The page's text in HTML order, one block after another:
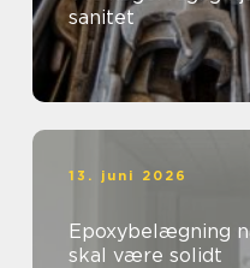
sanitet
13. juni 2026
Epoxybelægning
skal være solidt